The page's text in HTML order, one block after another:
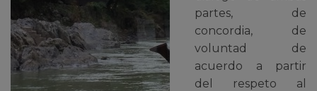
partes, de
concordia, de
voluntad de
acuerdo a partir
del respeto al